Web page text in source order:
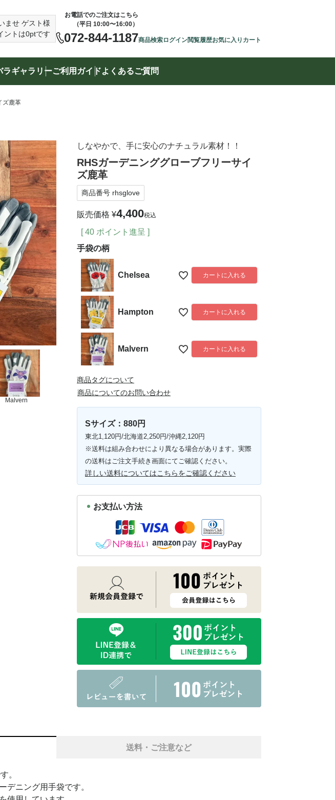
ませ ゲスト様
ントは0ptです
お電話でのご注文はこちら
（平日 10:00〜16:00）
072-844-1187商品検索ログイン閲覧履歴お気に入り カート
ラギャラリーご利用ガイドよくあるご質問
ズ鹿革
Malvern
しなやかで、手に安心のナチュラル素材！！
RHSガーデニンググローブフリーサイ
ズ鹿革
商品番号 rhsglove
販売価格 ¥4,400税込
[ 40 ポイント進呈 ]
手袋の柄
Chelsea カートに入れる
Hampton カートに入れる
Malvern カートに入れる
商品タグについて
商品についてのお問い合わせ
Sサイズ：880円
東北1,120円/北海道2,250円/沖縄2,120円
※送料は組み合わせにより異なる場合があります。実際
の送料はご注文手続き画面にてご確認ください。
詳しい送料についてはこちらをご確認ください
お支払い方法
送料・ご注意など
。
デニング用手袋です。